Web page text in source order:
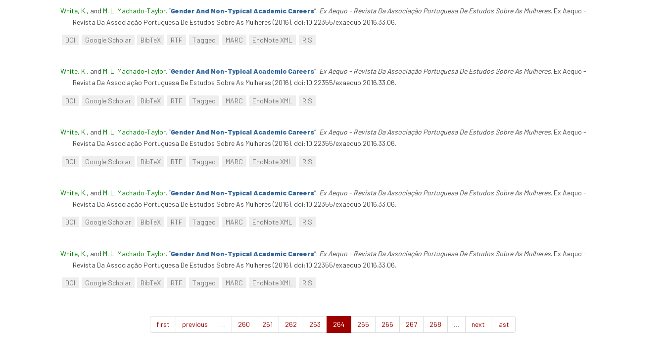
White, K., and M. L. Machado-Taylor. “Gender And Non-Typical Academic Careers”. Ex Aequo - Revista Da Associação Portuguesa De Estudos Sobre As Mulheres. Ex Aequo -
Revista Da Associação Portuguesa De Estudos Sobre As Mulheres (2016). doi:10.22355/exaequo.2016.33.06.
DOI Google Scholar BibTeX RTF Tagged MARC EndNote XML RIS
White, K., and M. L. Machado-Taylor. “Gender And Non-Typical Academic Careers”. Ex Aequo - Revista Da Associação Portuguesa De Estudos Sobre As Mulheres. Ex Aequo -
Revista Da Associação Portuguesa De Estudos Sobre As Mulheres (2016). doi:10.22355/exaequo.2016.33.06.
DOI Google Scholar BibTeX RTF Tagged MARC EndNote XML RIS
White, K., and M. L. Machado-Taylor. “Gender And Non-Typical Academic Careers”. Ex Aequo - Revista Da Associação Portuguesa De Estudos Sobre As Mulheres. Ex Aequo -
Revista Da Associação Portuguesa De Estudos Sobre As Mulheres (2016). doi:10.22355/exaequo.2016.33.06.
DOI Google Scholar BibTeX RTF Tagged MARC EndNote XML RIS
White, K., and M. L. Machado-Taylor. “Gender And Non-Typical Academic Careers”. Ex Aequo - Revista Da Associação Portuguesa De Estudos Sobre As Mulheres. Ex Aequo -
Revista Da Associação Portuguesa De Estudos Sobre As Mulheres (2016). doi:10.22355/exaequo.2016.33.06.
DOI Google Scholar BibTeX RTF Tagged MARC EndNote XML RIS
White, K., and M. L. Machado-Taylor. “Gender And Non-Typical Academic Careers”. Ex Aequo - Revista Da Associação Portuguesa De Estudos Sobre As Mulheres. Ex Aequo -
Revista Da Associação Portuguesa De Estudos Sobre As Mulheres (2016). doi:10.22355/exaequo.2016.33.06.
DOI Google Scholar BibTeX RTF Tagged MARC EndNote XML RIS
first previous … 260 261 262 263 264 265 266 267 268 … next last